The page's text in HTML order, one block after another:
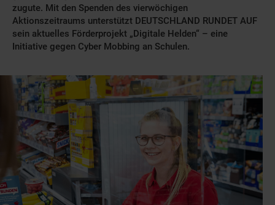
zugute. Mit den Spenden des vierwöchigen
Aktionszeitraums unterstützt DEUTSCHLAND RUNDET AUF
sein aktuelles Förderprojekt „Digitale Helden“ – eine
Initiative gegen Cyber Mobbing an Schulen.